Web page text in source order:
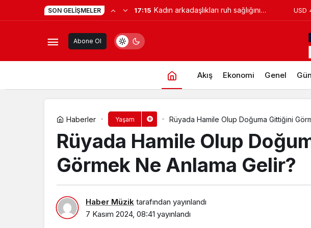
SON GELIŞMELER 17:15 Kadın arkadaşlıkları ruh sağlığını USD
Abone Ol
Akış Ekonomi Genel
Haberler Yaşam Rüyada Hamile Olup Doğuma Gittiğini
Rüyada Hamile Olup
Görmek Ne Anlama Gelir?
Haber Müzik tarafından yayınlandı
7 Kasım 2024, 08:41 yayınlandı
Rüyada Hamile Olup Doğuma Gittiğini Görmek Ne